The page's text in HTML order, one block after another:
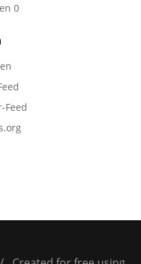
0
Feed